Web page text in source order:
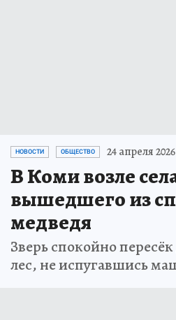
НОВОСТИ ОБЩЕСТВО 24 апреля
В Коми возле
вышедшего из
медведя
Зверь спокойно
лес, не испугавшись